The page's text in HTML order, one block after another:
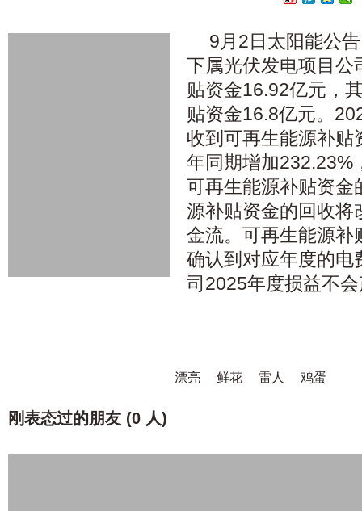
9月2日太阳能公
下属光伏发电项目公
贴资金16.92亿元，
贴资金16.8亿元。
收到可再生能源补
年同期增加232.23%
可再生能源补贴资金
源补贴资金的回收将
金流。可再生能源补
确认到对应年度的电
司2025年度损益不
漂亮 鲜花 雷人 鸡蛋
刚表态过的朋友 (0 人)